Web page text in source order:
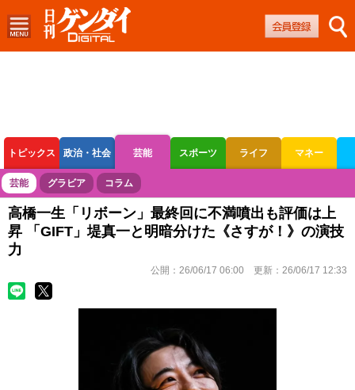
トピックス 政治・社会 芸能 スポーツ ライフ マネー
ボートレース 競輪 オートレース
芸能 グラビア コラム
高橋一生「リボーン」最終回に不満噴出も評価は上
昇 「GIFT」堤真一と明暗分けた《さすが！》の演技
力
公開： 26/06/17 06:00 更新： 26/06/17 12:33